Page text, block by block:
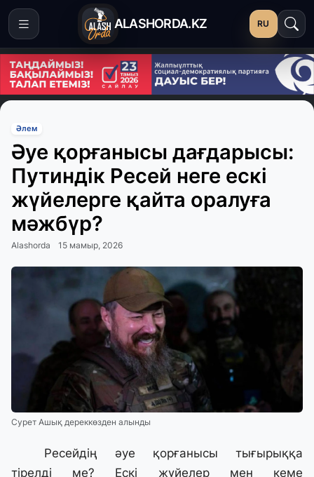
ALASHORDA.KZ RU
Әлем
Әуе қорғанысы дағдарысы:
Путиндік Ресей неге ескі
жүйелерге қайта оралуға
мәжбүр?
Alashorda 15 мамыр, 2026
Сурет Ашық дереккөзден алынды
Ресейдің әуе қорғанысы тығырыққа
тірелді ме? Ескі жүйелер мен кеме